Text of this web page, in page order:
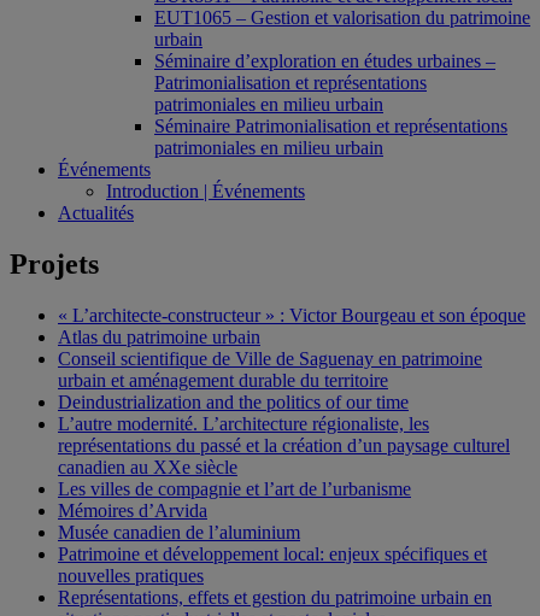
EUT1065 – Gestion et valorisation du patrimoine
urbain
Séminaire d’exploration en études urbaines –
Patrimonialisation et représentations
patrimoniales en milieu urbain
Séminaire Patrimonialisation et représentations
patrimoniales en milieu urbain
Événements
Introduction | Événements
Actualités
Projets
« L’architecte-constructeur » : Victor Bourgeau et son époque
Atlas du patrimoine urbain
Conseil scientifique de Ville de Saguenay en patrimoine
urbain et aménagement durable du territoire
Deindustrialization and the politics of our time
L’autre modernité. L’architecture régionaliste, les
représentations du passé et la création d’un paysage culturel
canadien au XXe siècle
Les villes de compagnie et l’art de l’urbanisme
Mémoires d’Arvida
Musée canadien de l’aluminium
Patrimoine et développement local: enjeux spécifiques et
nouvelles pratiques
Représentations, effets et gestion du patrimoine urbain en